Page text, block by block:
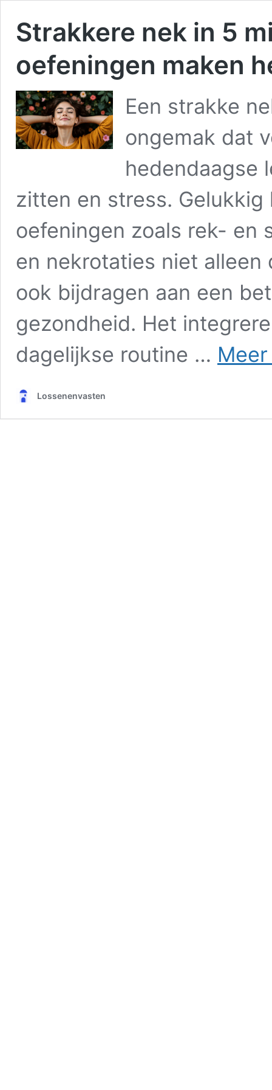
Strakkere nek in 5
oefeningen maken
Een strakke
ongemak dat
hedendaagse
zitten en stress.
oefeningen zoals rek- en
en nekrotaties niet
ook bijdragen aan een
gezondheid. Het
dagelijkse routine …
Lossenenvasten